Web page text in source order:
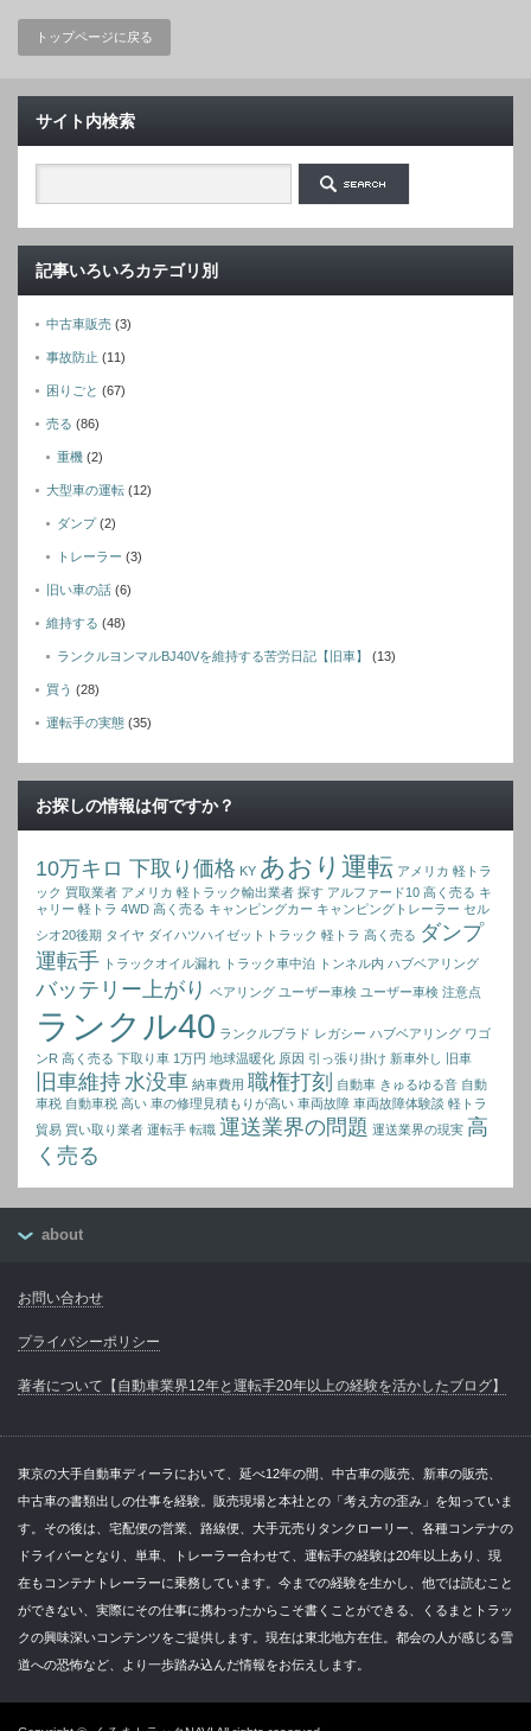
トップページに戻る
サイト内検索
記事いろいろカテゴリ別
中古車販売 (3)
事故防止 (11)
困りごと (67)
売る (86)
重機 (2)
大型車の運転 (12)
ダンプ(2)
トレーラー (3)
旧い車の話 (6)
維持する (48)
ランクルヨンマルBJ40Vを維持する苦労日記【旧車】 (13)
買う (28)
運転手の実態 (35)
お探しの情報は何ですか？
10万キロ 下取り価格 KY あおり運転 アメリカ 軽トラ
ック 買取業者 アメリカ 軽トラック輸出業者 探す アルファード10 高く売る キ
ャリー 軽トラ 4WD 高く売る キャンピングカー キャンピングトレーラー セル
シオ20後期 タイヤ ダイハツハイゼットトラック 軽トラ 高く売る ダンプ
運転手 トラックオイル漏れ トラック車中泊 トンネル内 ハブベアリング
バッテリー上がり ベアリング ユーザー車検 ユーザー車検 注意点
ランクル40 ランクルプラド レガシー ハブベアリング ワゴ
ンR 高く売る 下取り車 1万円 地球温暖化 原因 引っ張り掛け 新車外し 旧車
旧車維持 水没車 納車費用 職権打刻 自動車 きゅるゆる音 自動
車税 自動車税 高い 車の修理見積もりが高い 車両故障 車両故障体験談 軽トラ
貿易 買い取り業者 運転手 転職 運送業界の問題 運送業界の現実 高
く売る
about
お問い合わせ
プライバシーポリシー
著者について【自動車業界12年と運転手20年以上の経験を活かしたブログ】
東京の大手自動車ディーラにおいて、延べ12年の間、中古車の販売、新車の販売、
中古車の書類出しの仕事を経験。販売現場と本社との「考え方の歪み」を知っていま
す。その後は、宅配便の営業、路線便、大手元売りタンクローリー、各種コンテナの
ドライバーとなり、単車、トレーラー合わせて、運転手の経験は20年以上あり、現
在もコンテナトレーラーに乗務しています。今までの経験を生かし、他では読むこと
ができない、実際にその仕事に携わったからこそ書くことができる、くるまとトラッ
クの興味深いコンテンツをご提供します。現在は東北地方在住。都会の人が感じる雪
道への恐怖など、より一歩踏み込んだ情報をお伝えします。